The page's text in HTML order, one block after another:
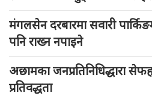
मंगलसेन दरबारमा सवारी
पनि राख्न नपाइने
अछामका जनप्रतिनिधिद्धारा
प्रतिवद्धता